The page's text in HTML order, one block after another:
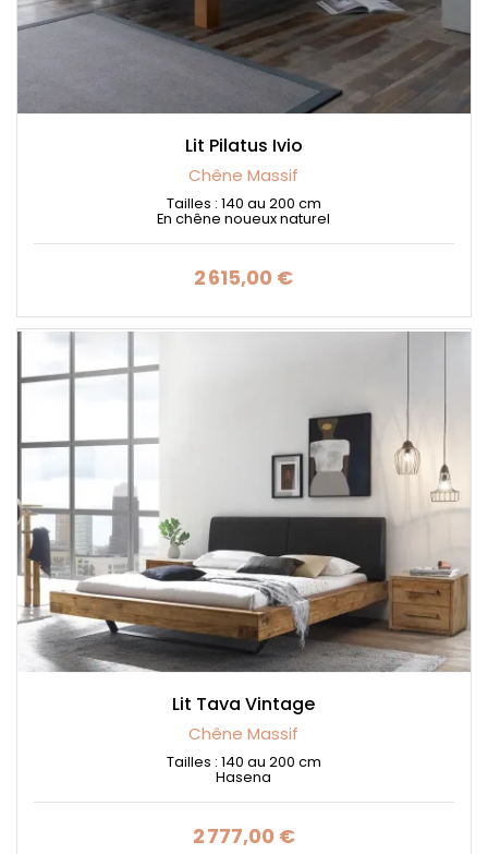
Lit Pilatus Ivio
Chêne Massif
Tailles : 140 au 200 cm
En chêne noueux naturel
Prix
2 615,00 €
Lit Tava Vintage
Chêne Massif
Tailles : 140 au 200 cm
Hasena
Prix
2 777,00 €